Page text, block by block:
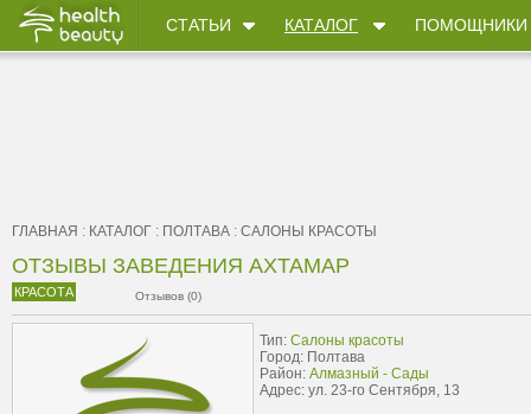
СТАТЬИ КАТАЛОГ ПОМОЩНИКИ
ГЛАВНАЯ : КАТАЛОГ : ПОЛТАВА : САЛОНЫ КРАСОТЫ
ОТЗЫВЫ ЗАВЕДЕНИЯ АХТАМАР
КРАСОТА Отзывов (0)
Тип: Салоны красоты
Город: Полтава
Район: Алмазный - Сады
Адрес: ул. 23-го Сентября, 13